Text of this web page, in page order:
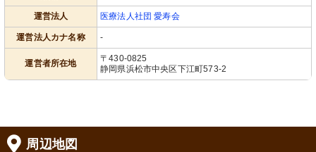
運営法人 医療法人社団 愛寿会
運営法人カナ名称 -
運営者所在地
〒430-0825
静岡県浜松市中央区下江町573-2
周辺地図